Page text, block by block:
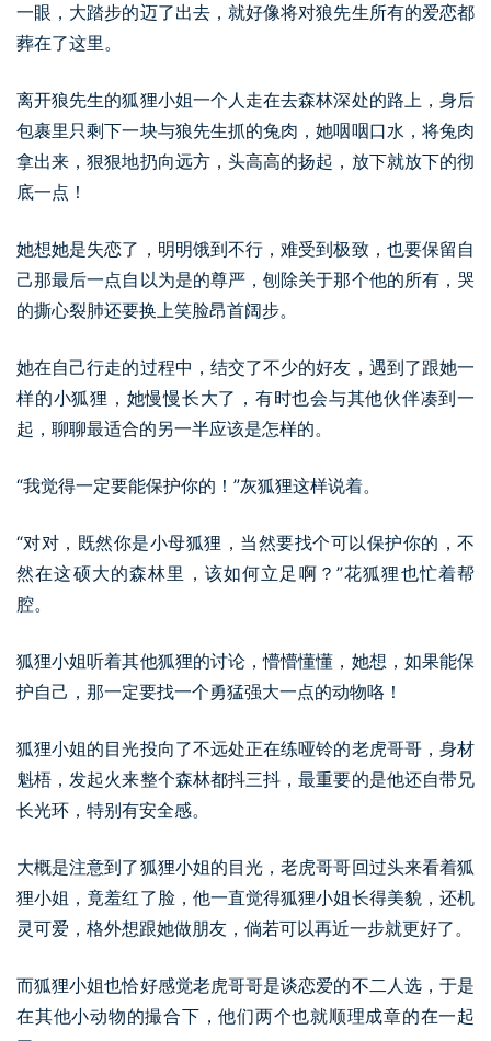
一眼，大踏步的迈了出去，就好像将对狼先生所有的爱恋都
葬在了这里。
离开狼先生的狐狸小姐一个人走在去森林深处的路上，身后
包裹里只剩下一块与狼先生抓的兔肉，她咽咽口水，将兔肉
拿出来，狠狠地扔向远方，头高高的扬起，放下就放下的彻
底一点！
她想她是失恋了，明明饿到不行，难受到极致，也要保留自
己那最后一点自以为是的尊严，刨除关于那个他的所有，哭
的撕心裂肺还要换上笑脸昂首阔步。
她在自己行走的过程中，结交了不少的好友，遇到了跟她一
样的小狐狸，她慢慢长大了，有时也会与其他伙伴凑到一
起，聊聊最适合的另一半应该是怎样的。
“我觉得一定要能保护你的！”灰狐狸这样说着。
“对对，既然你是小母狐狸，当然要找个可以保护你的，不
然在这硕大的森林里，该如何立足啊？”花狐狸也忙着帮
腔。
狐狸小姐听着其他狐狸的讨论，懵懵懂懂，她想，如果能保
护自己，那一定要找一个勇猛强大一点的动物咯！
狐狸小姐的目光投向了不远处正在练哑铃的老虎哥哥，身材
魁梧，发起火来整个森林都抖三抖，最重要的是他还自带兄
长光环，特别有安全感。
大概是注意到了狐狸小姐的目光，老虎哥哥回过头来看着狐
狸小姐，竟羞红了脸，他一直觉得狐狸小姐长得美貌，还机
灵可爱，格外想跟她做朋友，倘若可以再近一步就更好了。
而狐狸小姐也恰好感觉老虎哥哥是谈恋爱的不二人选，于是
在其他小动物的撮合下，他们两个也就顺理成章的在一起